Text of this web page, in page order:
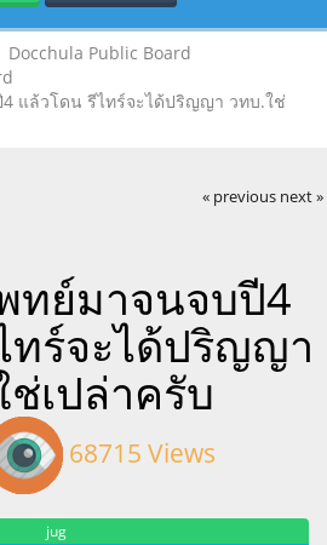
Docchula Public Board
แล้วโดน รีไทร์จะได้ปริญญา วทบ.ใช่
« previous next »
ทย์มาจนจบปี4
ทร์จะได้ปริญญา
เปล่าครับ
68715 Views
jug